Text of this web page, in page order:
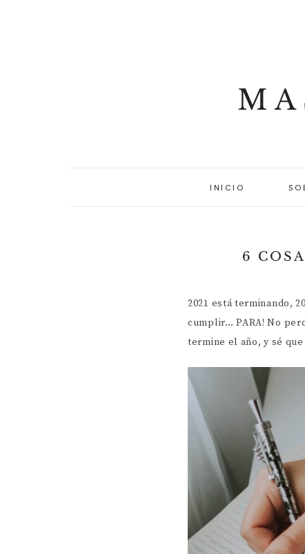
INICIO
6
2021 está terminando,
cumplir… PARA! No
termine el año, y sé